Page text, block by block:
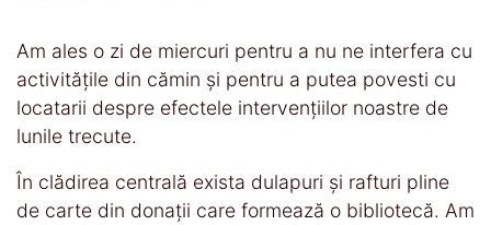
Am ales o zi de miercuri pentru a nu ne interfera cu
activitățile din cămin și pentru a putea povesti cu
locatarii despre efectele intervențiilor noastre de
lunile trecute.
În clădirea centrală exista dulapuri și rafturi pline
de carte din donații care formează o bibliotecă. Am